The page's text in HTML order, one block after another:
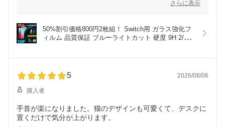
さらに表示
50%割引価格800円2枚組！ Switch用 ガラス強化フ
ィルム 品質保証 ブルーライトカット 硬度 9H 2/4
護 透明 LITE/OLED 用
5 2026/08/06
購入者
手首が楽になりました。猫のデザインも可愛くて、デスクに
置くだけで気分が上がります。